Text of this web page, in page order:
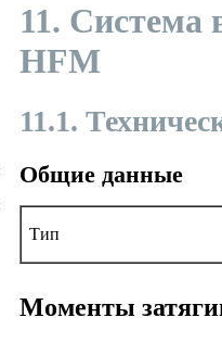
11. Система
HFM
11.1.
Общие данные
Тип
Моменты